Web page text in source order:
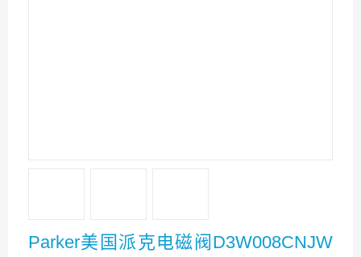
Parker美国派克电磁阀D3W008CNJW